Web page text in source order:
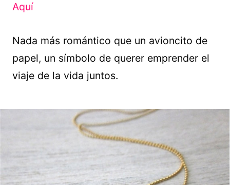
Aquí
Nada más romántico que un avioncito de
papel, un símbolo de querer emprender el
viaje de la vida juntos.